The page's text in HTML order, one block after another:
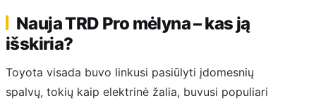
Nauja TRD Pro mėlyna – kas ją
išskiria?
Toyota visada buvo linkusi pasiūlyti įdomesnių
spalvų, tokių kaip elektrinė žalia, buvusi populiari